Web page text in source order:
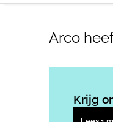
Arco
Krijg